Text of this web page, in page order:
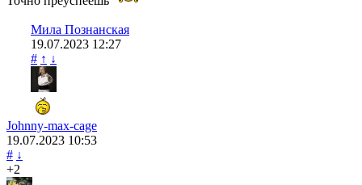
Мила Познанская
19.07.2023 12:27
# ↑ ↓
Johnny-max-cage
19.07.2023 10:53
# ↓
+2